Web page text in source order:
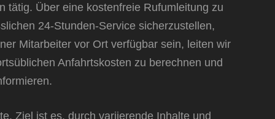
tätig. Über eine kostenfreie Rufumleitung zu
24-Stunden-Service sicherzustellen,
Mitarbeiter vor Ort verfügbar sein, leiten wir
Anfahrtskosten zu berechnen und
Ziel ist es, durch variierende Inhalte und